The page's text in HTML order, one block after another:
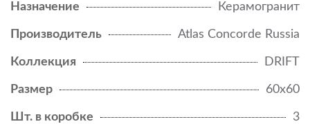
Назначение Керамогранит
Производитель Atlas Concorde Russia
Коллекция DRIFT
Размер 60x60
Шт. в коробке 3